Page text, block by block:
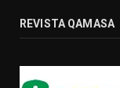
REVISTA QAMASA